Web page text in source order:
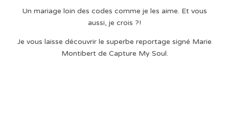
Un mariage loin des codes comme je les aime. Et vous
aussi, je crois ?!
Je vous laisse découvrir le superbe reportage signé Marie
Montibert de Capture My Soul.